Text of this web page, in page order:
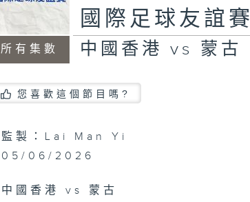
所有集數
國際足球友誼賽
中國香港 vs 蒙古
您喜歡這個節目嗎?
監製：Lai Man Yi
05/06/2026
中國香港 vs 蒙古